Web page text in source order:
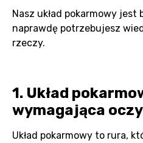
Nasz układ pokarmowy jest
naprawdę potrzebujesz
rzeczy.
1. Układ
wymagająca
Układ pokarmowy to rura,